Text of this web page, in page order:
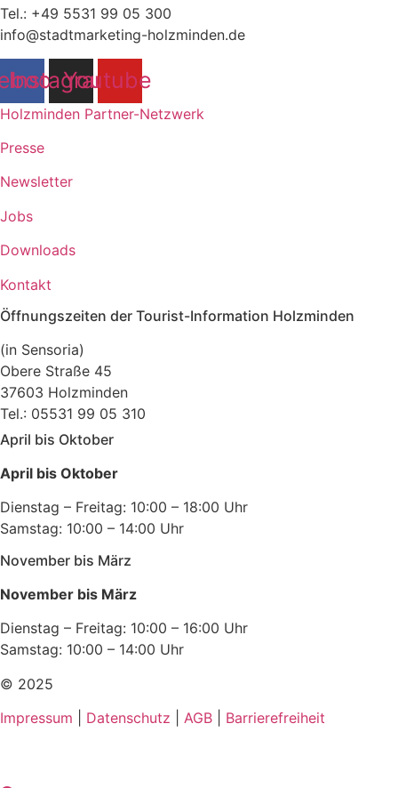
Tel.: +49 5531 99 05 300
info@stadtmarketing-holzminden.de
Instagram
Youtube
Holzminden Partner-Netzwerk
Presse
Newsletter
Jobs
Downloads
Kontakt
Öffnungszeiten der Tourist-Information Holzminden
(in Sensoria)
Obere Straße 45
37603 Holzminden
Tel.: 05531 99 05 310
April bis Oktober
April bis Oktober
Dienstag – Freitag: 10:00 – 18:00 Uhr
Samstag: 10:00 – 14:00 Uhr
November bis März
November bis März
Dienstag – Freitag: 10:00 – 16:00 Uhr
Samstag: 10:00 – 14:00 Uhr
© 2025
Impressum
Datenschutz AGB Barrierefreiheit